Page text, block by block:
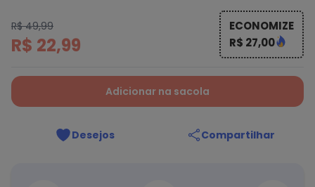
R$ 49,99
R$ 22,99
ECONOMIZE
R$ 27,00
Adicionar na sacola
Desejos Compartilhar